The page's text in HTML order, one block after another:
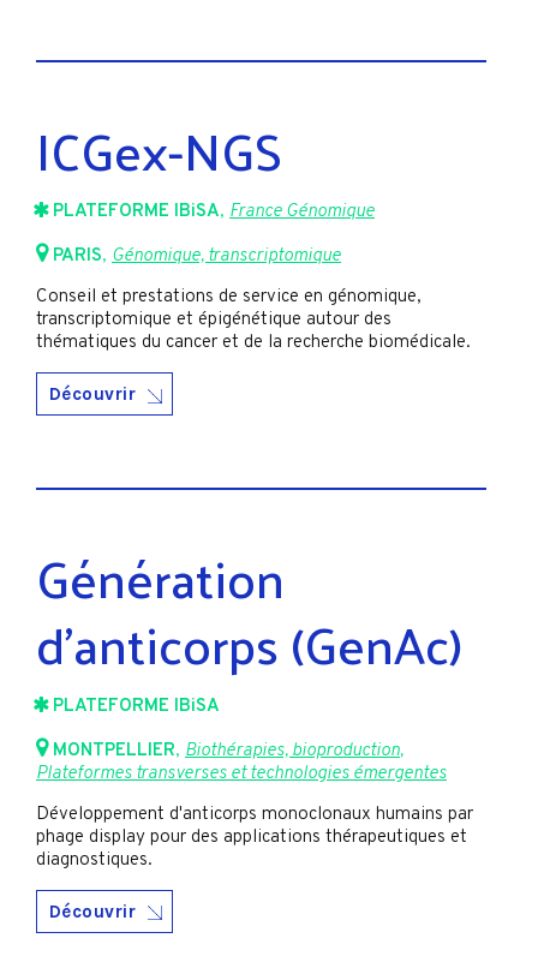
ICGex-NGS
PLATEFORME IBiSA, France Génomique
PARIS, Génomique, transcriptomique
Conseil et prestations de service en génomique,
transcriptomique et épigénétique autour des
thématiques du cancer et de la recherche biomédicale.
Découvrir
Génération
d’anticorps (GenAc)
PLATEFORME IBiSA
MONTPELLIER, Biothérapies, bioproduction,
Plateformes transverses et technologies émergentes
Développement d'anticorps monoclonaux humains par
phage display pour des applications thérapeutiques et
diagnostiques.
Découvrir